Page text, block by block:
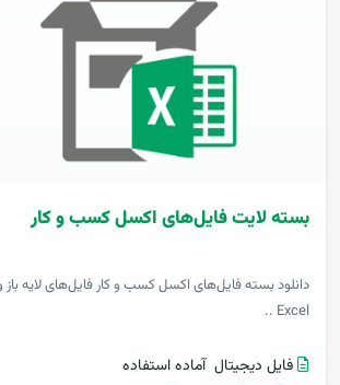
بسته لایت فایل‌های اکسل کسب و کار
دانلود بسته فایل‌های اکسل کسب و کار فایل‌های لایه باز
Excel ..
فایل دیجیتال آماده استفاده